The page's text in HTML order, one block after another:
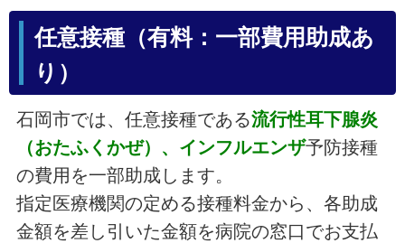
任意接種（有料：一部費用助成あ
り）
石岡市では、任意接種である流行性耳下腺炎
（おたふくかぜ）、インフルエンザ予防接種
の費用を一部助成します。
指定医療機関の定める接種料金から、各助成
金額を差し引いた金額を病院の窓口でお支払